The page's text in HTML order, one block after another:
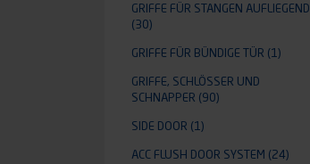
GRIFFE FÜR STANGEN AUFLIEGEND
(30)
GRIFFE FÜR BÜNDIGE TÜR (1)
GRIFFE, SCHLÖSSER UND
SCHNAPPER (90)
SIDE DOOR (1)
ACC FLUSH DOOR SYSTEM (24)